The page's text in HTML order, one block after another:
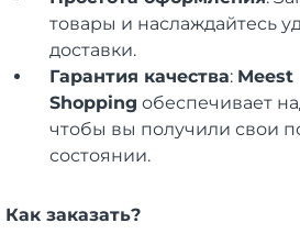
товары и наслаждайтесь
доставки.
Гарантия качества: Meest
Shopping обеспечивает
чтобы вы получили свои
состоянии.
Как заказать?